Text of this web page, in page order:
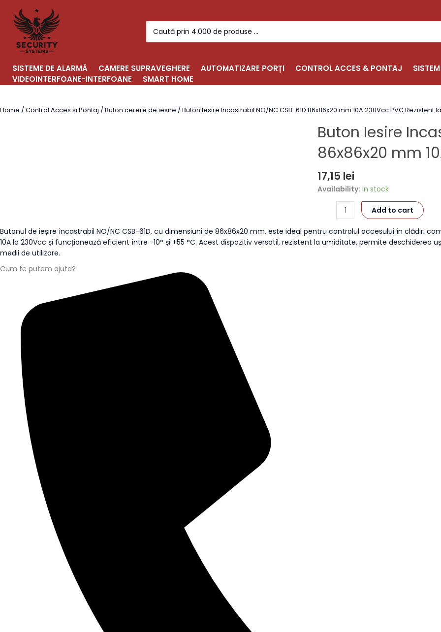
content
for:
SISTEME DE ALARMĂ CAMERE SUPRAVEGHERE AUTOMATIZARE PORȚI CONTROL ACCES & PONTAJ
VIDEOINTERFOANE-INTERFOANE
SMART HOME
Home /Control Acces și Pontaj /Buton cerere de iesire / Buton Iesire Incastrabil NO/NC CSB-61D 86x86x20 mm 10A 230Vcc PVC Rezistent
Buton Iesire
86x86x20 mm
17,15 lei
Availability: In stock
Buton
Incastrabil
CSB-
86x86x20
mm
Rezistent
la
Add to cart
Butonul de ieșire încastrabil NO/NC CSB-61D, cu dimensiuni de 86x86x20 mm, este ideal pentru controlul accesului în clădiri
10A la 230Vcc și funcționează eficient între -10° și +55 °C. Acest dispozitiv versatil, rezistent la umiditate, permite
medii de utilizare.
Cum te putem ajuta?